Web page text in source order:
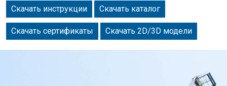
Скачать инструкции Скачать каталог
Скачать сертификаты Скачать 2D/3D модели